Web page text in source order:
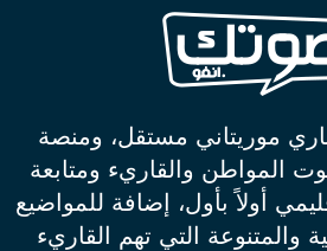
موريتاني مستقل، ومنصة
المواطن والقاريء ومتابعة
أولاً بأول، إضافة للمواضيع
والمتنوعة التي تهم القاريء